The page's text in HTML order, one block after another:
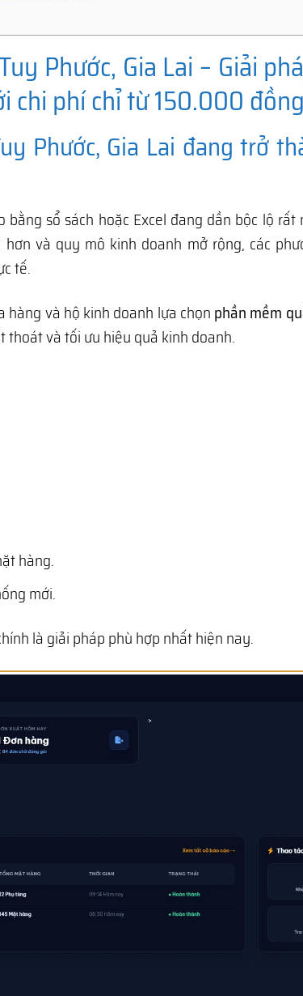
Phước, Gia Lai – Giải
chi phí chỉ từ 150.000
Phước, Gia Lai đang trở
sổ sách hoặc Excel đang dần bộc lộ rất
và quy mô kinh doanh mở rộng, các
tế.
và hộ kinh doanh lựa chọn phần mềm
thoát và tối ưu hiệu quả kinh doanh.
hàng.
mới.
là giải pháp phù hợp nhất hiện nay.